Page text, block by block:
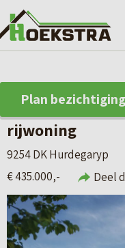
Plan bezichtiging
rijwoning
9254 DK Hurdegaryp
€ 435.000,-
Deel